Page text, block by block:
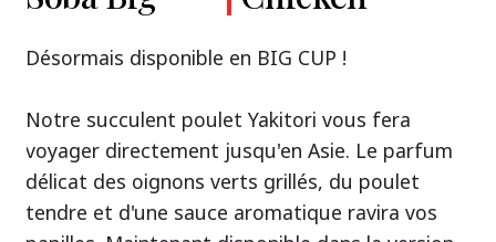
Trois univers de saveurs, un seul objectif : le
vrai ramen de niveau restaurant – sans le
restaurant.
Désormais disponible en BIG CUP !
Notre succulent poulet Yakitori vous fera
voyager directement jusqu'en Asie. Le parfum
délicat des oignons verts grillés, du poulet
tendre et d'une sauce aromatique ravira vos
Notre recommandation: découvrez le goût de
Ramen !
Une soupe ramen qui, comme la cuisine
thaïlandaise elle-même, est synonyme